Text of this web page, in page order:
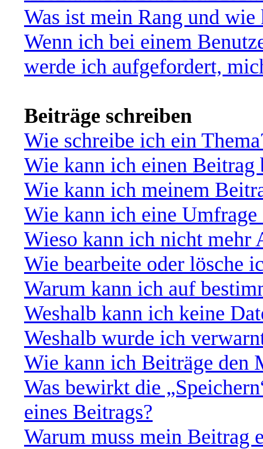
Was ist mein Rang und
Wenn ich bei einem
werde ich aufgefordert,
Beiträge schreiben
Wie schreibe ich ein
Wie kann ich einen Beitrag
Wie kann ich meinem
Wie kann ich eine Umfrage
Wieso kann ich nicht mehr
Wie bearbeite oder lösche
Warum kann ich auf
Weshalb kann ich keine
Weshalb wurde ich
Wie kann ich Beiträge den
Was bewirkt die
eines Beitrags?
Warum muss mein Beitrag